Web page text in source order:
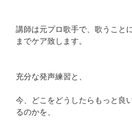
講師は元プロ歌手で、歌うこと
までケア致します。
充分な発声練習と、
今、どこをどうしたらもっと良
るのかを、